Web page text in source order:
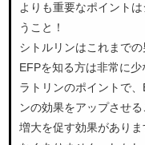
よりも重要なポイント
うこと！
シトルリンはこれまで
EFPを知る方は非常に
ラトリンのポイントで
ンの効果をアップさせ
増大を促す効果があり